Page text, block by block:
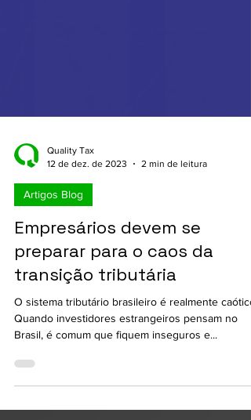
12 de dez. de 2023
2 min de leitura
Artigos Blog
Empresários devem se
preparar para o caos da
transição tributária
O sistema tributário brasileiro é realmente caótico.